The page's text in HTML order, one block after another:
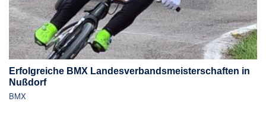
Erfolgreiche BMX Landesverbandsmeisterschaften in
Nußdorf
BMX